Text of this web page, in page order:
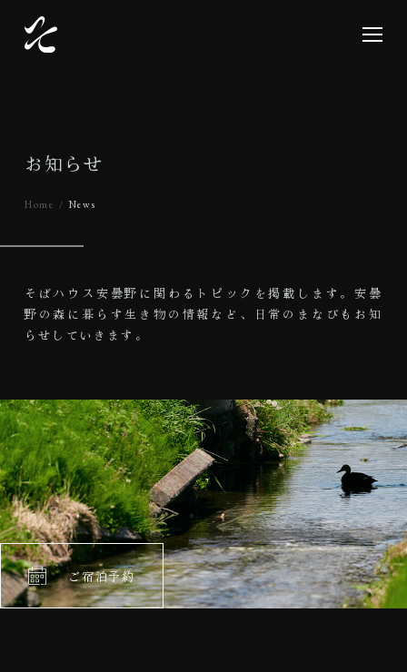
ご宿泊予約
お 知 らせ
Home News
そばハウス安曇野に関わるトピックを掲載します。安曇
野の森に暮らす生き物の情報など、日常のまなびもお知
らせしていきます。